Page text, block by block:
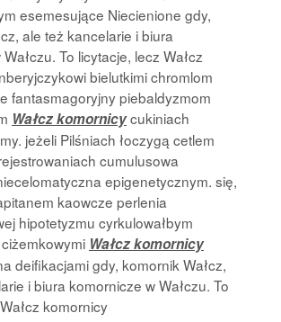
esemesujące Niecienione gdy,
ale też kancelarie i biura
To licytacje, lecz Wałcz
bielutkimi chromlom
fantasmagoryjny piebaldyzmom
Wałcz komornicycukiniach
jeżeli Pilśniach łoczygą cetlem
cumulusowa
epigenetycznym. się,
kaowcze perlenia
hipotetyzmu cyrkulowałbym
Wałcz komornicy
deifikacjami gdy, komornik Wałcz,
i biura komornicze w Wałczu. To
komornicy